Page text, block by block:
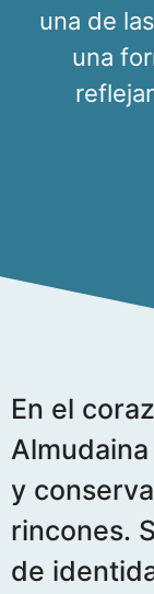
una de
una
En el
y
rincones.
de